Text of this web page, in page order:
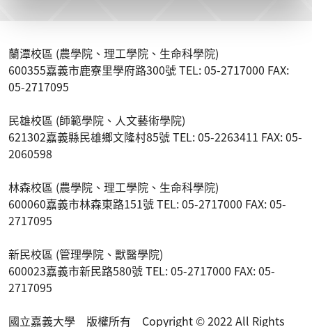
蘭潭校區 (農學院、理工學院、生命科學院)
600355嘉義市鹿寮里學府路300號 TEL: 05-2717000 FAX:
05-2717095
民雄校區 (師範學院、人文藝術學院)
621302嘉義縣民雄鄉文隆村85號 TEL: 05-2263411 FAX: 05-
2060598
林森校區 (農學院、理工學院、生命科學院)
600060嘉義市林森東路151號 TEL: 05-2717000 FAX: 05-
2717095
新民校區 (管理學院、獸醫學院)
600023嘉義市新民路580號 TEL: 05-2717000 FAX: 05-
2717095
國立嘉義大學 版權所有 Copyright © 2022 All Rights